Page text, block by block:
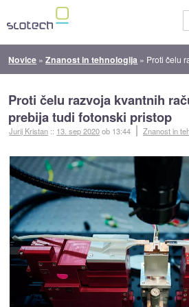
Novice »Znanost in tehnologija » Proti čelu razvoja
Proti čelu razvoja kvantnih
prebija tudi fotonski pristop
Jurij Kristan :: 13. sep 2020ob 13:44 Znanost in